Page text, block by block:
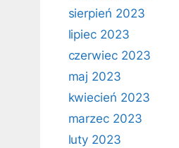
sierpień 2023
lipiec 2023
czerwiec 2023
maj 2023
kwiecień 2023
marzec 2023
luty 2023